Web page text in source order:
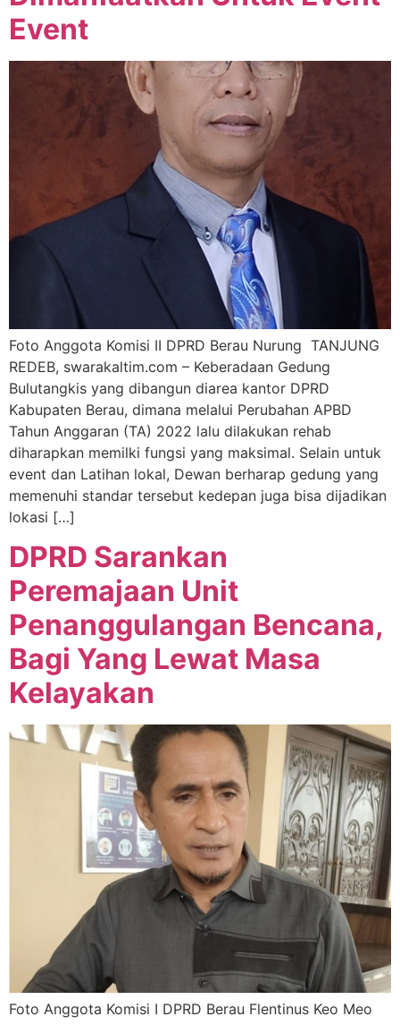
Event
Foto Anggota Komisi II DPRD Berau Nurung TANJUNG
REDEB, swarakaltim.com – Keberadaan Gedung
Bulutangkis yang dibangun diarea kantor DPRD
Kabupaten Berau, dimana melalui Perubahan APBD
Tahun Anggaran (TA) 2022 lalu dilakukan rehab
diharapkan memilki fungsi yang maksimal. Selain untuk
event dan Latihan lokal, Dewan berharap gedung yang
memenuhi standar tersebut kedepan juga bisa dijadikan
lokasi […]
DPRD Sarankan
Peremajaan Unit
Penanggulangan Bencana,
Bagi Yang Lewat Masa
Kelayakan
Foto Anggota Komisi I DPRD Berau Flentinus Keo Meo